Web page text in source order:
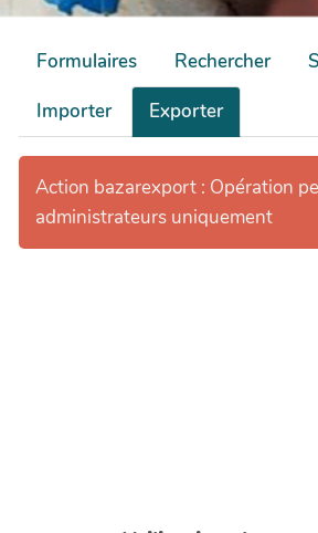
Formulaires Rechercher
Importer
Exporter
Action bazarexport : Opération
administrateurs uniquement